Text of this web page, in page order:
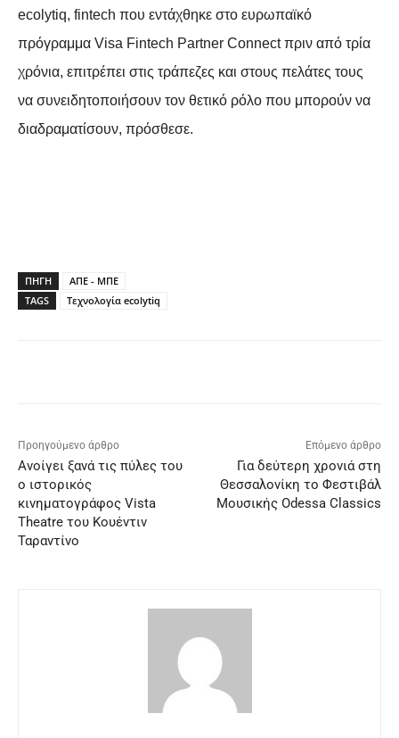
ecolytiq, fintech που εντάχθηκε στο ευρωπαϊκό
πρόγραμμα Visa Fintech Partner Connect πριν από τρία
χρόνια, επιτρέπει στις τράπεζες και στους πελάτες τους
να συνειδητοποιήσουν τον θετικό ρόλο που μπορούν να
διαδραματίσουν, πρόσθεσε.
ΠΗΓΗ
ΑΠΕ - ΜΠΕ
TAGS
Τεχνολογία ecolytiq
Προηγούμενο άρθρο
Ανοίγει ξανά τις πύλες του
ο ιστορικός
κινηματογράφος Vista
Theatre του Κουέντιν
Ταραντίνο
Επόμενο άρθρο
Για δεύτερη χρονιά στη
Θεσσαλονίκη το Φεστιβάλ
Μουσικής Odessa Classics